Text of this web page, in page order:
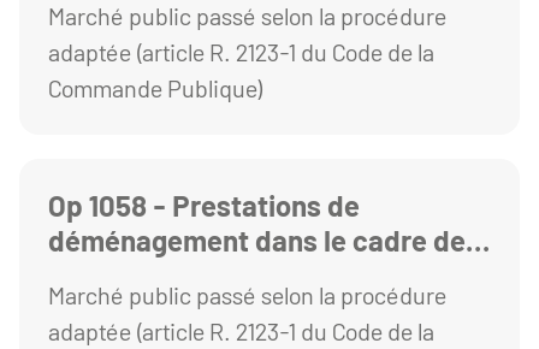
au sein du campus du Puy en Velay
Marché public passé selon la procédure
adaptée (article R. 2123-1 du Code de la
Commande Publique)
Op 1058 - Prestations de
déménagement dans le cadre de
Mitterrand
Marché public passé selon la procédure
adaptée (article R. 2123-1 du Code de la